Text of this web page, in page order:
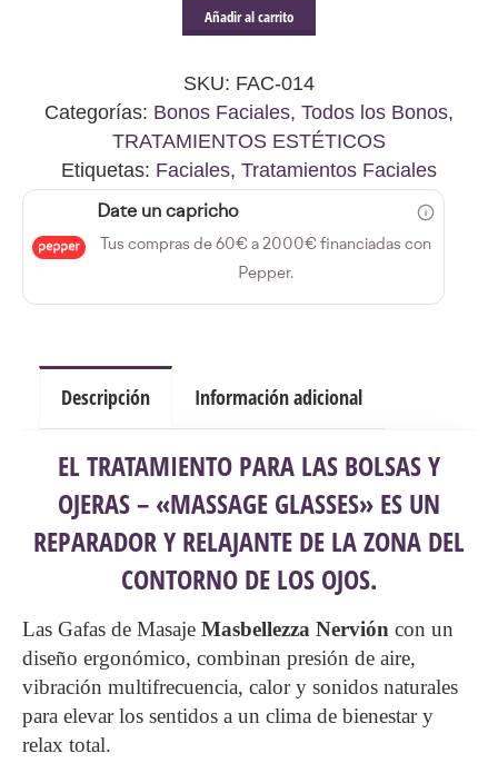
Ojeras
-
"Massage
Glasses"
-
1
y
8
sesiones
cantidad
Añadir al carrito
SKU: FAC-014
Categorías: Bonos Faciales, Todos los Bonos,
TRATAMIENTOS ESTÉTICOS
Etiquetas: Faciales, Tratamientos Faciales
Date un capricho
Tus compras de 60€ a 2000€ financiadas con
Pepper.
Descripción Información adicional
EL TRATAMIENTO PARA LAS BOLSAS Y
OJERAS – «MASSAGE GLASSES» ES UN
REPARADOR Y RELAJANTE DE LA ZONA DEL
CONTORNO DE LOS OJOS.
Las Gafas de Masaje Masbellezza Nervión con un
diseño ergonómico, combinan presión de aire,
vibración multifrecuencia, calor y sonidos naturales
para elevar los sentidos a un clima de bienestar y
relax total.